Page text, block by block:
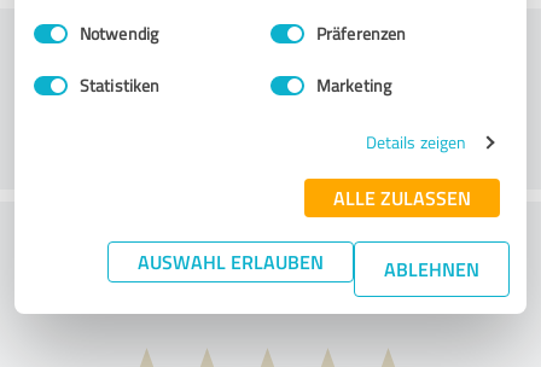
Impressum Datenschutzbestimmungen
Einwilligungsauswahl
Notwendig Präferenzen
Statistiken Marketing
Details zeigen
ALLE ZULASSEN
AUSWAHL ERLAUBEN ABLEHNEN
Kundservice
What do you think of the price to
performance ratio?